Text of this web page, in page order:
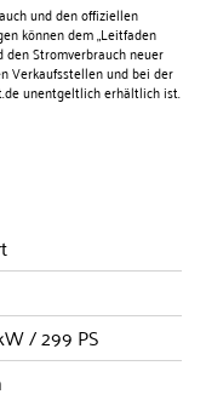
und den offiziellen
können dem „Leitfaden
den Stromverbrauch neuer
Verkaufsstellen und bei der
unentgeltlich erhältlich ist.
/ 299 PS